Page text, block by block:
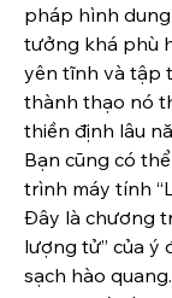
pháp hình dung
tưởng khá phù
yên tĩnh và tập
thành thạo nó
thiền định lâu
Bạn cũng có
trình máy tính
Đây là chương
lượng tử” của ý
sạch hào